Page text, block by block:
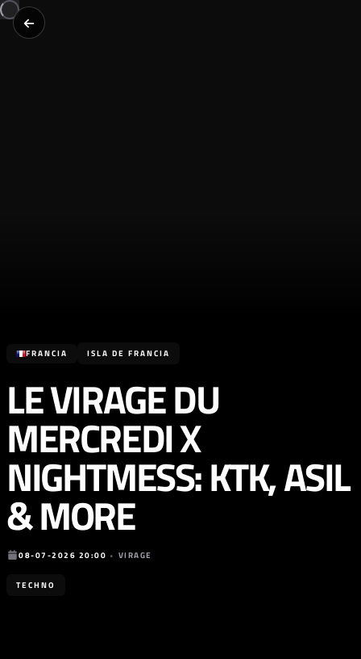
FRANCIA ISLA DE FRANCIA
LE VIRAGE DU
MERCREDI X
NIGHTMESS: KTK, ASIL
& MORE
08-07-2026 20:00 • VIRAGE
TECHNO